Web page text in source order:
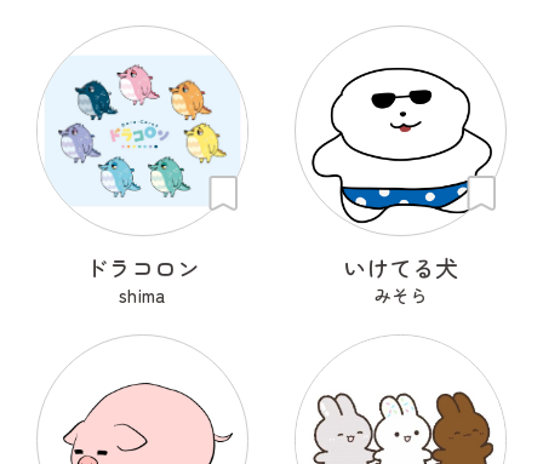
ドラコロン
shima
いけてる犬
みそら